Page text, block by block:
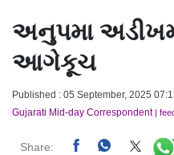
અનુપમા
આગેકૂચ
Published : 05 September, 2025
Gujarati Mid-day Correspondent|
Share: